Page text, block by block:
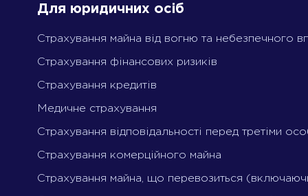
Для юридичних осіб
Страхування майна від вогню та небезпечного
Страхування фінансових ризиків
Страхування кредитів
Медичне страхування
Страхування відповідальності перед третіми
Страхування комерційного майна
Страхування майна, що перевозиться